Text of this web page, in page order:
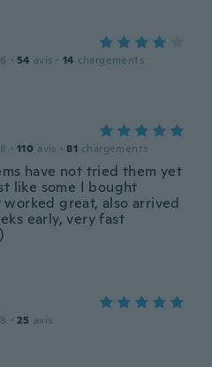
· 54 avis · 14 chargements
· 110 avis · 81 chargements
have not tried them yet
like some I bought
great, also arrived
early, very fast
· 25 avis